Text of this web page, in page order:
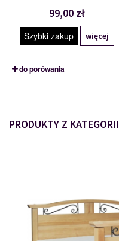
99,00 zł
Szybki zakup więcej
do porówania
PRODUKTY Z KATEGORII